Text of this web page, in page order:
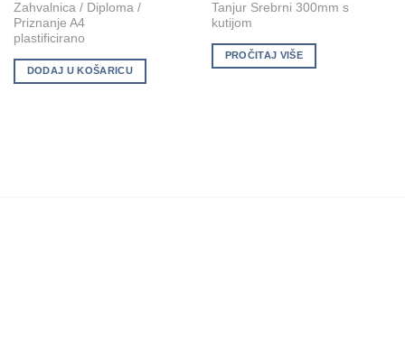
Zahvalnica / Diploma /
Priznanje A4
plastificirano
DODAJ U KOŠARICU
Wishlist
Tanjur Srebrni 300mm s
kutijom
PROČITAJ VIŠE